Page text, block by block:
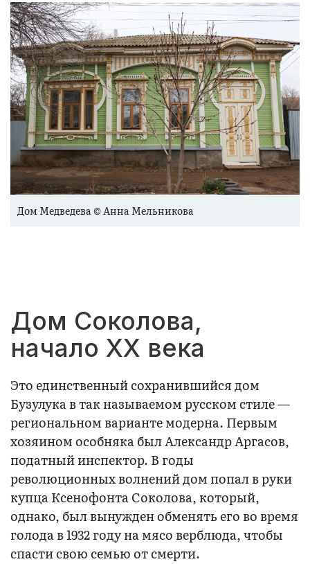
Дом Медведева © Анна Мельникова
Дом Соколова,
начало XX века
Это единственный сохранившийся дом
Бузулука в так называемом русском стиле —
региональном варианте модерна. Первым
хозяином особняка был Александр Аргасов,
податный инспектор. В годы
революционных волнений дом попал в руки
купца Ксенофонта Соколова, который,
однако, был вынужден обменять его во время
голода в 1932 году на мясо верблюда, чтобы
спасти свою семью от смерти.